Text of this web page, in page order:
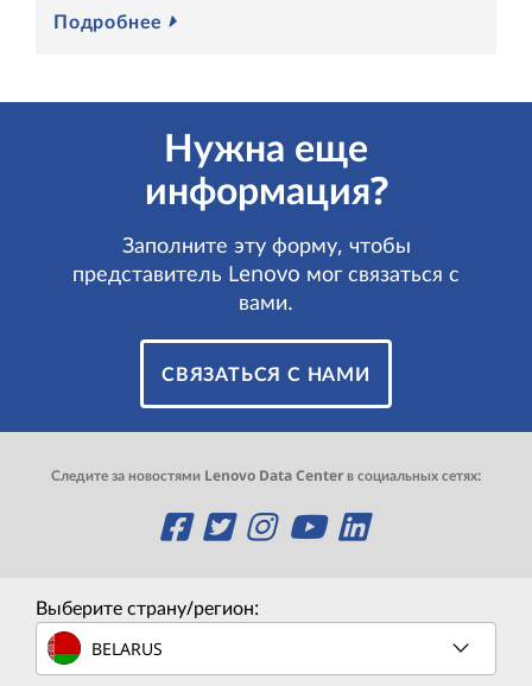
Подробнее
Нужна еще
информация?
Заполните эту форму, чтобы
представитель Lenovo мог связаться с
вами.
СВЯЗАТЬСЯ С НАМИ
Следите за новостями Lenovo Data Center в социальных сетях:
O
e
O
e
O
e
O
e
O
e
Выберите страну/регион:
BELARUS